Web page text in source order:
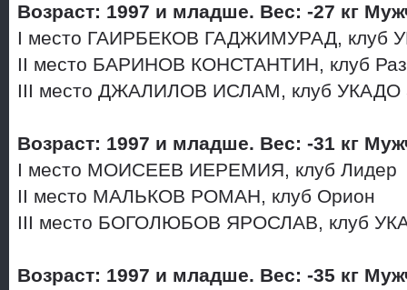
Возраст: 1997 и младше. Вес: -27 кг
I место ГАИРБЕКОВ ГАДЖИМУРАД, клуб
II место БАРИНОВ КОНСТАНТИН, клуб
III место ДЖАЛИЛОВ ИСЛАМ, клуб УКАДО
Возраст: 1997 и младше. Вес: -31 кг
I место МОИСЕЕВ ИЕРЕМИЯ, клуб Лидер
II место МАЛЬКОВ РОМАН, клуб Орион
III место БОГОЛЮБОВ ЯРОСЛАВ, клуб
Возраст: 1997 и младше. Вес: -35 кг